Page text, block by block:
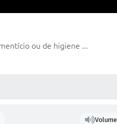
ou de higiene ...
Volume